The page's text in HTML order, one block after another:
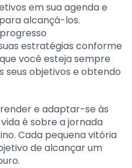
em sua agenda e
alcançá-los.
estratégias conforme
você esteja sempre
seus objetivos e obtendo
e adaptar-se às
é sobre a jornada
Cada pequena vitória
de alcançar um